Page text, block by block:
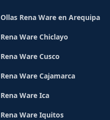
Ollas Rena Ware en Arequipa
Rena Ware Chiclayo
Rena Ware Cusco
Rena Ware Cajamarca
Rena Ware Ica
Rena Ware Iquitos